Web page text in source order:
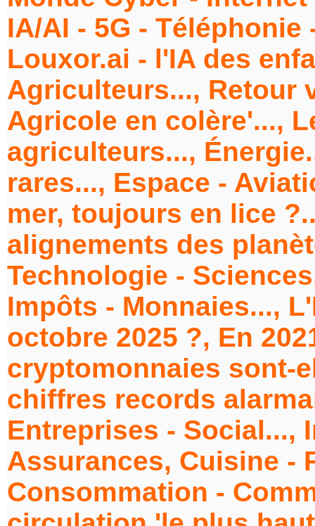
IA/AI - 5G -
Louxor.ai - l'IA des
Agriculteurs..., Retour
Agricole en colère'...,
agriculteurs...,
rares..., Espace -
mer, toujours en lice
alignements des
Technologie -
Impôts - Monnaies...,
octobre 2025 ?, En
cryptomonnaies sont-
chiffres records
Entreprises - Social...,
Assurances, Cuisine -
Consommation -